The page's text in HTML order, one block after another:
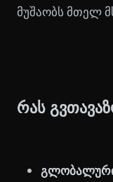
მუშაობს მთელ
რას